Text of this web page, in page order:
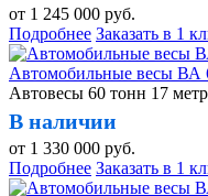
от 1 245 000 руб.
Подробнее Заказать в 1
Автомобильные весы ВА
Автовесы 60 тонн 17
В наличии
от 1 330 000 руб.
Подробнее Заказать в 1